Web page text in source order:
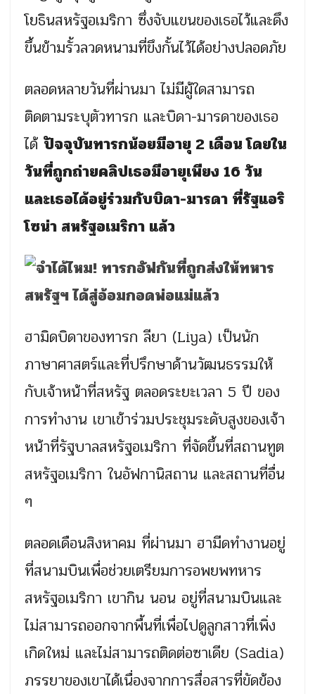
โยธินสหรัฐอเมริกา ซึ่งจับแขนของเธอไว้และดึง
ขึ้นข้ามรั้วลวดหนามที่ขึงกั้นไว้ได้อย่างปลอดภัย
ตลอดหลายวันที่ผ่านมา ไม่มีผู้ใดสามารถ
ติดตามระบุตัวทารก และบิดา-มารดาของเธอ
ได้ ปัจจุบันทารกน้อยมีอายุ 2 เดือน โดยใน
วันที่ถูกถ่ายคลิปเธอมีอายุเพียง 16 วัน
และเธอได้อยู่ร่วมกับบิดา-มารดา ที่รัฐแอริ
โซน่า สหรัฐอเมริกา แล้ว
ฮามิดบิดาของทารก ลียา (Liya) เป็นนัก
ภาษาศาสตร์และที่ปรึกษาด้านวัฒนธรรมให้
กับเจ้าหน้าที่สหรัฐ ตลอดระยะเวลา 5 ปี ของ
การทำงาน เขาเข้าร่วมประชุมระดับสูงของเจ้า
หน้าที่รัฐบาลสหรัฐอเมริกา ที่จัดขึ้นที่สถานทูต
สหรัฐอเมริกา ในอัฟกานิสถาน และสถานที่อื่น
ๆ
ตลอดเดือนสิงหาคม ที่ผ่านมา ฮามีดทำงานอยู่
ที่สนามบินเพื่อช่วยเตรียมการอพยพทหาร
สหรัฐอเมริกา เขากิน นอน อยู่ที่สนามบินและ
ไม่สามารถออกจากพื้นที่เพื่อไปดูลูกสาวที่เพิ่ง
เกิดใหม่ และไม่สามารถติดต่อซาเดีย (Sadia)
ภรรยาของเขาได้เนื่องจากการสื่อสารที่ขัดข้อง